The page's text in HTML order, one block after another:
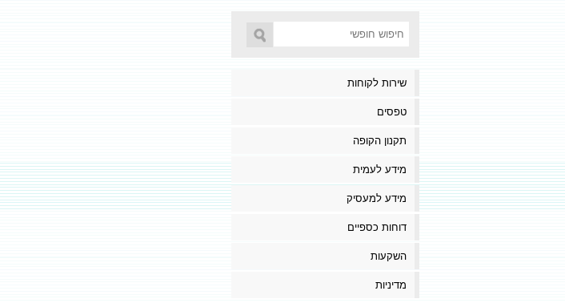
שירות לקוחות
טפסים
תקנון הקופה
מידע לעמית
מידע למעסיק
דוחות כספיים
השקעות
מדיניות